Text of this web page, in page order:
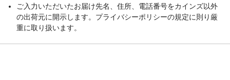
ご入力いただいたお届け先名、住所、電話番号をカインズ以外
の出荷元に開示します。プライバシーポリシーの規定に則り厳
重に取り扱います。